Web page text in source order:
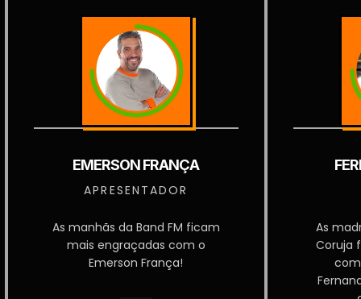
EMERSON FRANÇA
APRESENTADOR
As manhãs da Band FM ficam
mais engraçadas com o
Emerson França!
As
Coruja